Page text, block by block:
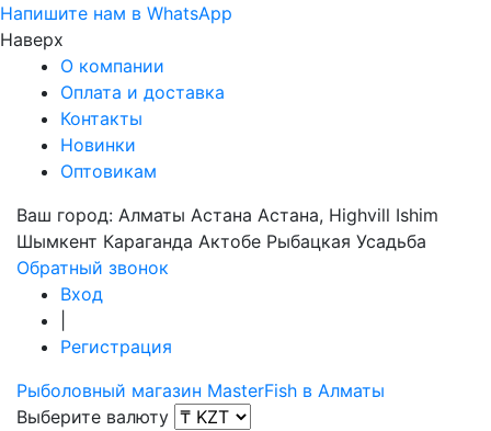
Напишите нам в WhatsApp
Наверх
О компании
Оплата и доставка
Контакты
Новинки
Оптовикам
Ваш город: Алматы Астана Астана, Highvill Ishim
Шымкент Караганда Актобе Рыбацкая Усадьба
Обратный звонок
Вход
Регистрация
Рыболовный магазин MasterFish в Алматы
Выберите валюту